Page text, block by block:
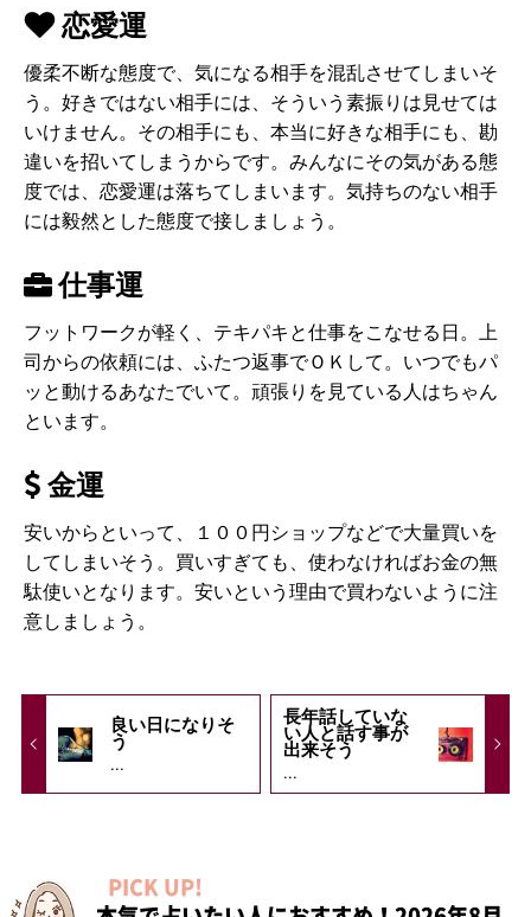
恋愛運
優柔不断な態度で、気になる相手を混乱させてしまいそ
う。好きではない相手には、そういう素振りは見せては
いけません。その相手にも、本当に好きな相手にも、勘
違いを招いてしまうからです。みんなにその気がある態
度では、恋愛運は落ちてしまいます。気持ちのない相手
には毅然とした態度で接しましょう。
仕事運
フットワークが軽く、テキパキと仕事をこなせる日。上
司からの依頼には、ふたつ返事でＯＫして。いつでもパ
ッと動けるあなたでいて。頑張りを見ている人はちゃん
といます。
金運
安いからといって、１００円ショップなどで大量買いを
してしまいそう。買いすぎても、使わなければお金の無
駄使いとなります。安いという理由で買わないように注
意しましょう。
良い日になりそ
う
...
長年話していな
い人と話す事が
出来そう
...
PICK UP!